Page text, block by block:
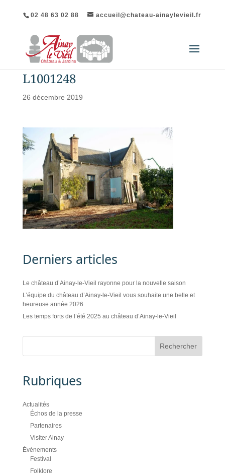
02 48 63 02 88 accueil@chateau-ainaylevieil.fr
L1001248
26 décembre 2019
Derniers articles
Le château d’Ainay-le-Vieil rayonne pour la nouvelle saison
L’équipe du château d’Ainay-le-Vieil vous souhaite une belle et
heureuse année 2026
Les temps forts de l’été 2025 au château d’Ainay-le-Vieil
Rubriques
Actualités
Échos de la presse
Partenaires
Visiter Ainay
Évènements
Festival
Folklore